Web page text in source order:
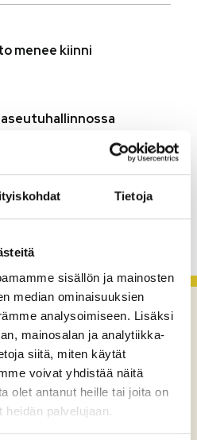
Tietoja
sisällön ja mainosten
median ominaisuuksien
analysoimiseen. Lisäksi
mainosalan ja analytiikka-
siitä, miten käytät
voivat yhdistää näitä
olet antanut heille tai joita on
palvelujaan.
menee kiinni
myöhästyvät